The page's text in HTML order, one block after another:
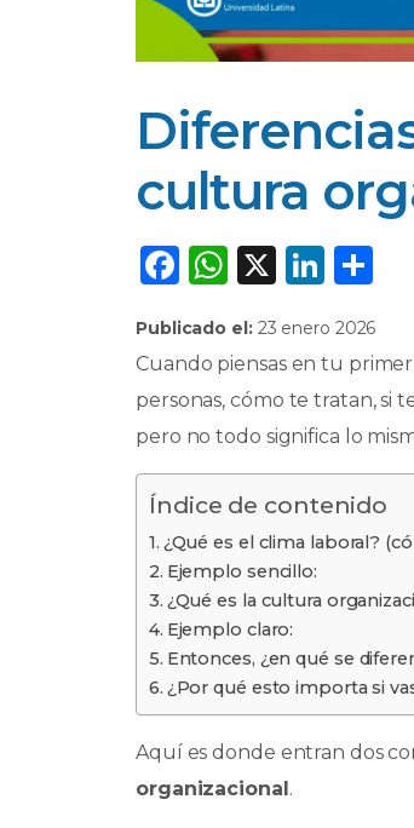
cultura
F
c
e
b
o
o
k
W
a
ts
A
p
p
X
Li
k
e
dI
n
m
p
ar
ti
r
Publicado el: 23 enero 2026
Cuando piensas en tu
personas, cómo te tratan, si
pero no todo significa lo
Índice de contenido
¿Qué es el clima laboral?
Ejemplo sencillo:
¿Qué es la cultura
Ejemplo claro:
Entonces, ¿en qué se
¿Por qué esto importa si
Aquí es donde entran dos
organizacional.